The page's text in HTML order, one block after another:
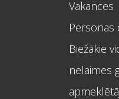
Vakances
Personas
Biežākie
nelaimes